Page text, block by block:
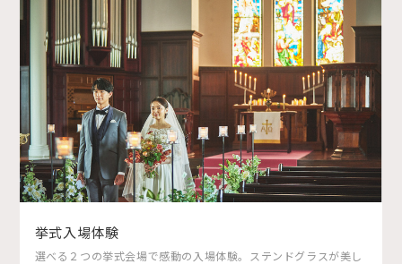
挙式入場体験
選べる２つの挙式会場で感動の入場体験。ステンドグラスが美し